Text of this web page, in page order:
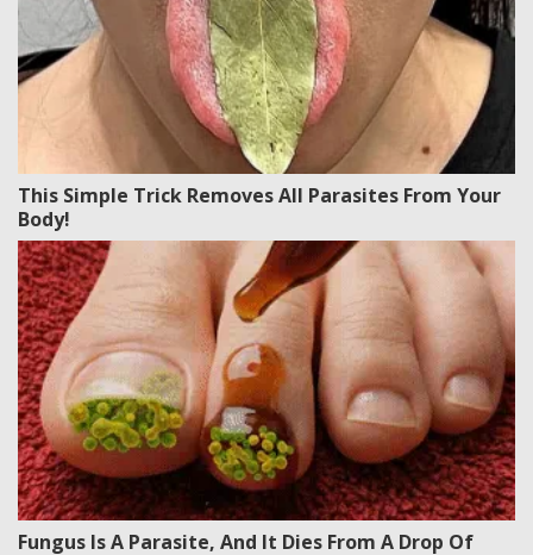
This Simple Trick Removes All Parasites From Your
Body!
Fungus Is A Parasite, And It Dies From A Drop Of